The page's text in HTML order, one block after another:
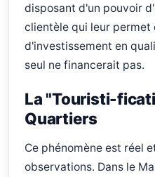
disposant d'un pouvoir
clientèle qui leur permet
d'investissement en
seul ne financerait pas.
La "Touristi-
Quartiers
Ce phénomène est réel
observations. Dans le